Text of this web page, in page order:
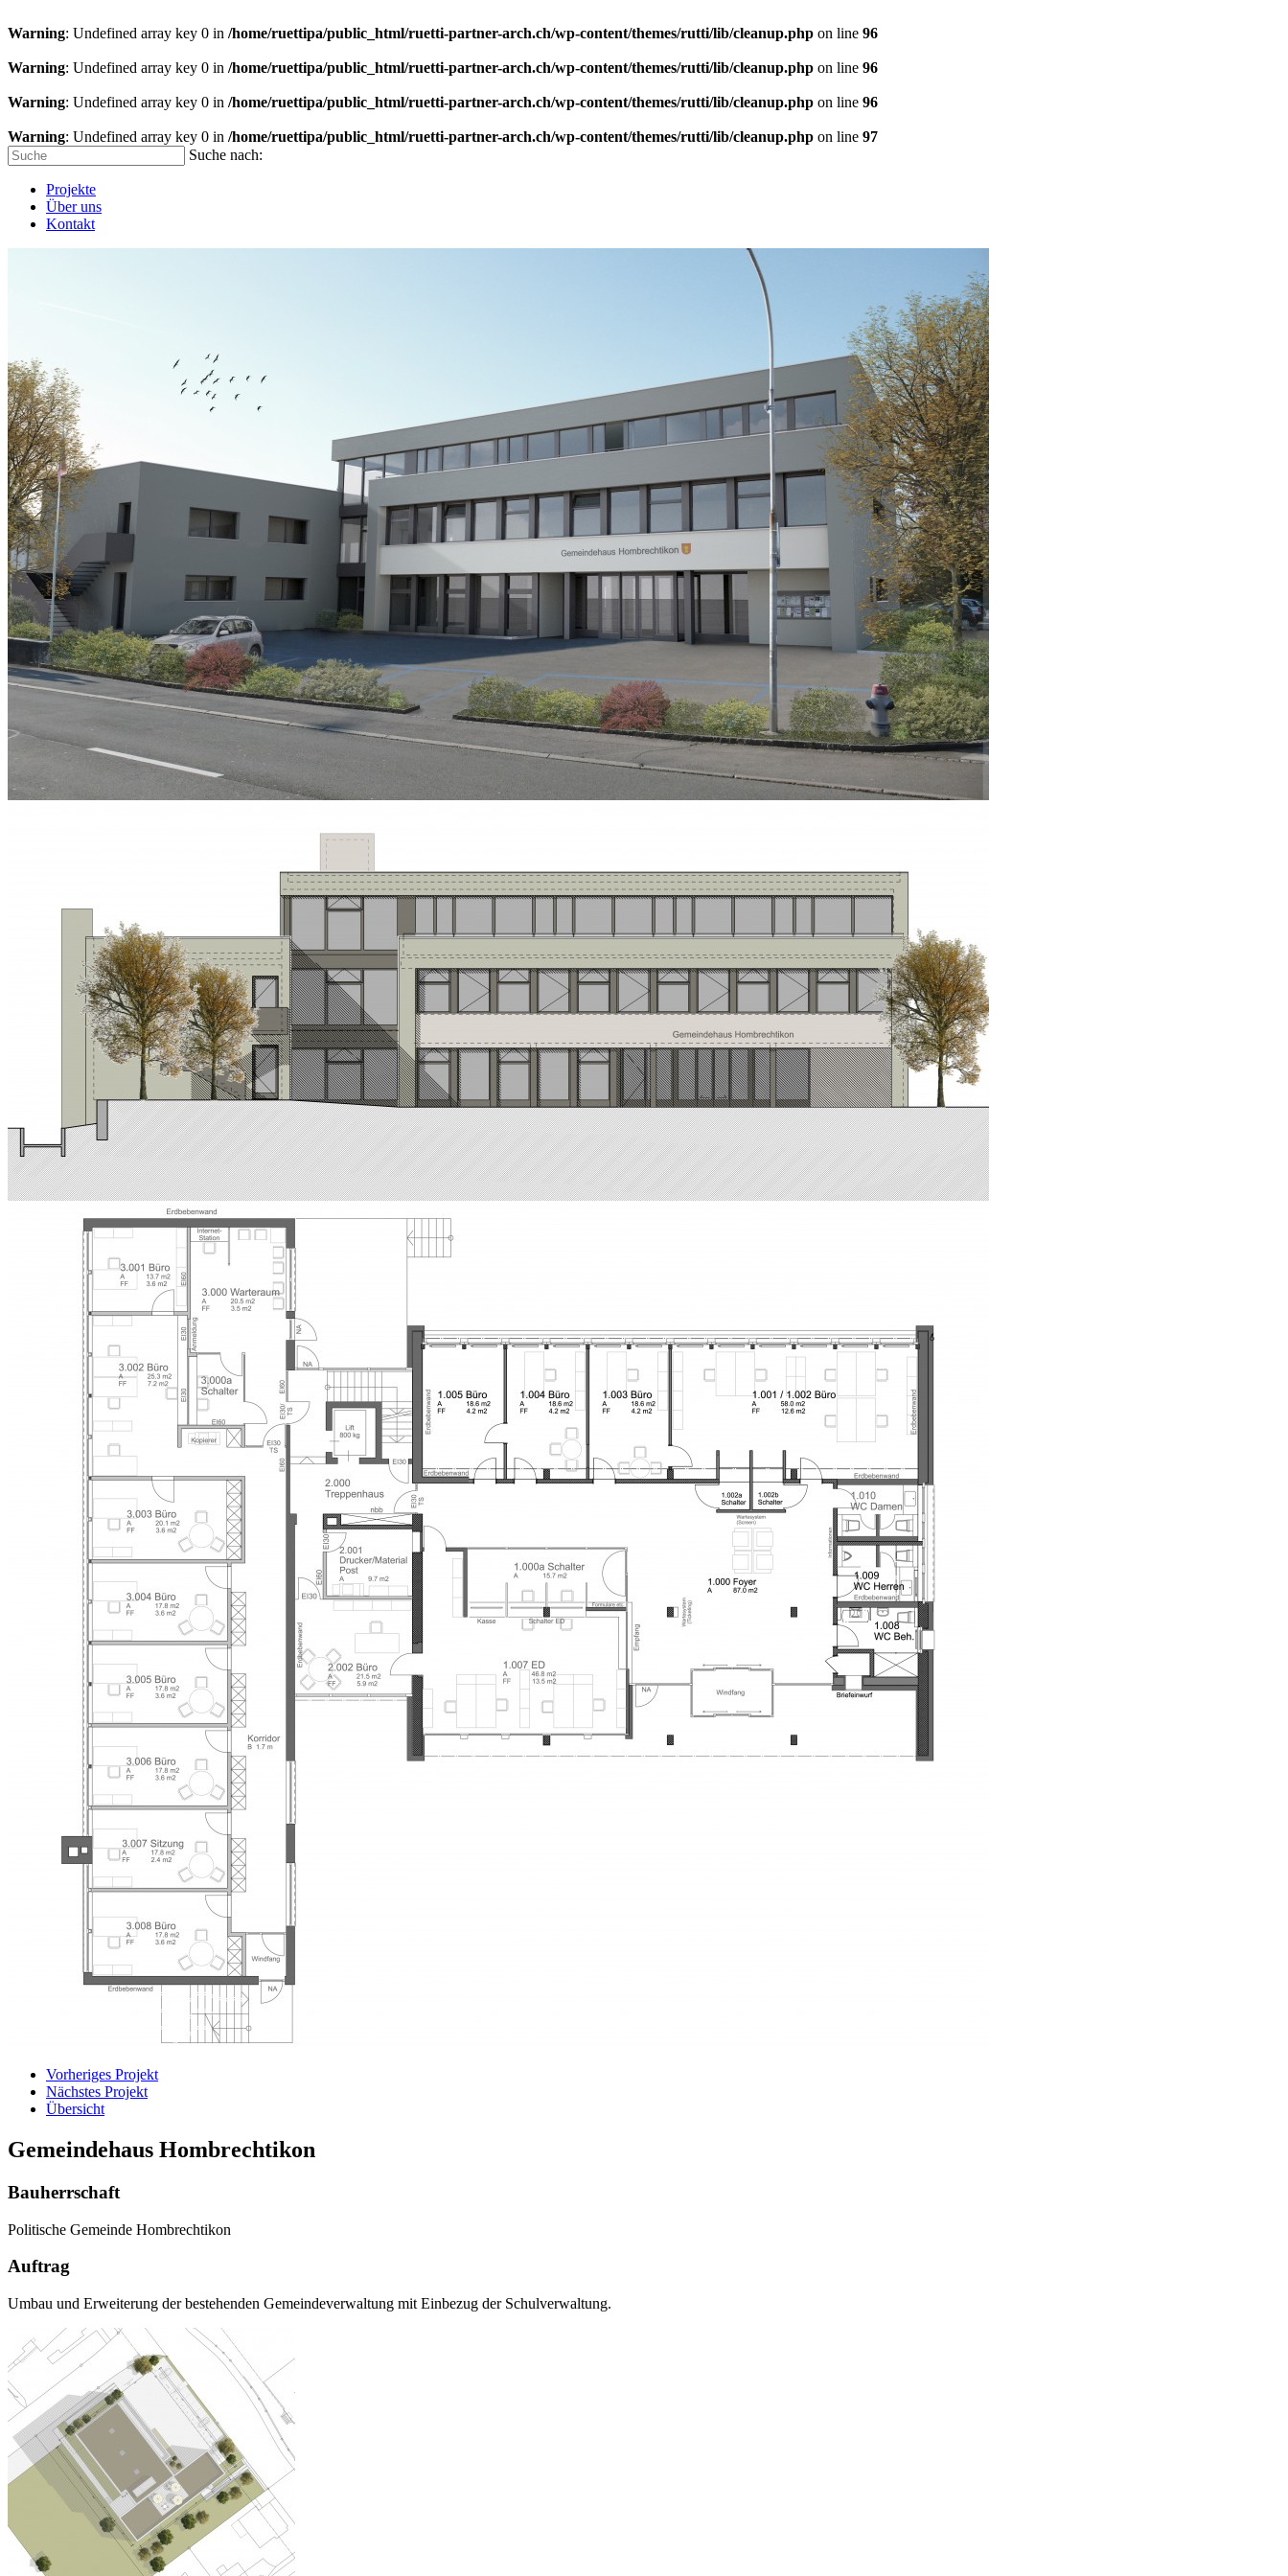
Warning: Undefined array key 0 in /home/ruettipa/public_html/ruetti-partner-arch.ch/wp-content/themes/rutti/lib/cleanup.php on line 96
Warning: Undefined array key 0 in /home/ruettipa/public_html/ruetti-partner-arch.ch/wp-content/themes/rutti/lib/cleanup.php on line 96
Warning: Undefined array key 0 in /home/ruettipa/public_html/ruetti-partner-arch.ch/wp-content/themes/rutti/lib/cleanup.php on line 96
Warning: Undefined array key 0 in /home/ruettipa/public_html/ruetti-partner-arch.ch/wp-content/themes/rutti/lib/cleanup.php on line 97
Suche nach:
Projekte
Über uns
Kontakt
Vorheriges Projekt
Nächstes Projekt
Übersicht
Gemeindehaus Hombrechtikon
Bauherrschaft
Politische Gemeinde Hombrechtikon
Auftrag
Umbau und Erweiterung der bestehenden Gemeindeverwaltung mit Einbezug der Schulverwaltung.